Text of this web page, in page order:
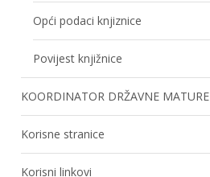
Opći podaci knjiznice
Povijest knjižnice
KOORDINATOR DRŽAVNE MATURE
Korisne stranice
Korisni linkovi